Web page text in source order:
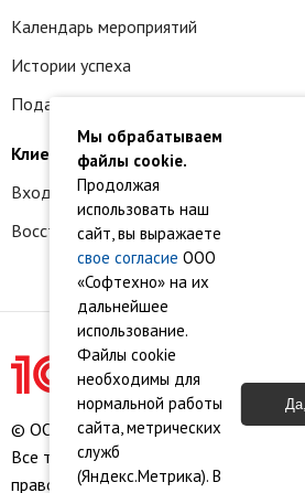
Календарь мероприятий
Истории успеха
Подать заявку на франшизу
Клиентам
Вход в личный кабинет
Восстановление доступа к сервису
© ООО «Софтехно» Все права
Все торговые марки являются
правообладателей.
Мы обрабатываем
файлы cookie.
Продолжая
использовать наш
сайт, вы выражаете
свое согласие ООО
«Софтехно» на их
дальнейшее
использование.
Файлы cookie
необходимы для
нормальной работы
сайта, метрических
служб
(Яндекс.Метрика). В